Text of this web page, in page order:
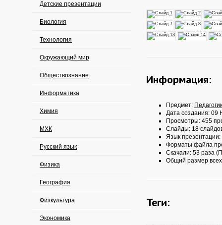
Детские презентации
Биология
Технология
Окружающий мир
Обществознание
Информатика
Химия
МХК
Русский язык
Физика
География
Физкультура
Экономика
Информация:
Предмет:
Дата создания: 09
Просмотры: 455
Слайды: 18
Язык презентации:
Форматы файла
Скачали: 53 раза
Общий размер
Теги: